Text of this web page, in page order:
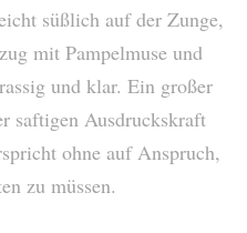
süßlich auf der Zunge,
mit Pampelmuse und
und klar. Ein großer
saftigen Ausdruckskraft
ohne auf Anspruch,
zu müssen.